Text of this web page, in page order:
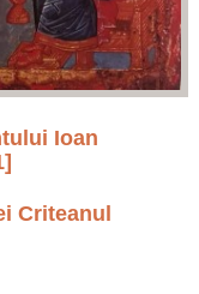
Ioan
Criteanul